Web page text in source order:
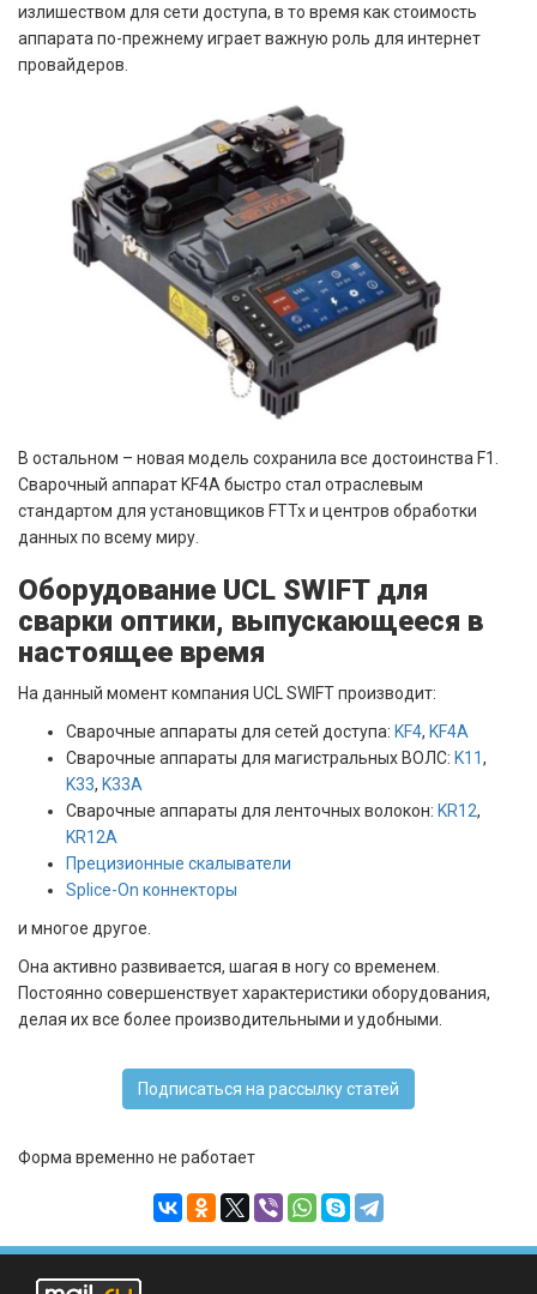
излишеством для сети доступа, в то время как стоимость
аппарата по-прежнему играет важную роль для интернет
провайдеров.
В остальном – новая модель сохранила все достоинства F1.
Сварочный аппарат KF4A быстро стал отраслевым
стандартом для установщиков FTTx и центров обработки
данных по всему миру.
Оборудование UCL SWIFT для
сварки оптики, выпускающееся в
настоящее время
На данный момент компания UCL SWIFT производит:
Сварочные аппараты для сетей доступа: KF4, KF4A
Сварочные аппараты для магистральных ВОЛС: K11,
K33, K33A
Сварочные аппараты для ленточных волокон: KR12,
KR12А
Прецизионные скалыватели
Splice-On коннекторы
и многое другое.
Она активно развивается, шагая в ногу со временем.
Постоянно совершенствует характеристики оборудования,
делая их все более производительными и удобными.
Подписаться на рассылку статей
Форма временно не работает